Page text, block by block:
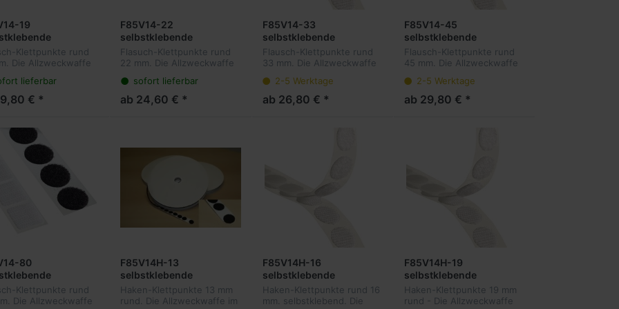
19
19 mm
1.150 Stück pro
Klettpunkte rund
Die Allzweckwaffe
Unsere
sind sowohl für
lieferbar
€ *
F85V14-22
selbstklebende
Flauschpunkte 22 mm
rund, 1.000 Stück pro
Flasuch-Klettpunkte rund
22 mm. Die Allzweckwaffe
wiederlösbaren
Befestigungen. Unsere
Klettpunkte sind sowohl für
sofort lieferbar
ab 24,60 € *
F85V14-33
selbstklebende
Flauschpunkte 33 mm
rund, 650 Stück pro Rolle
Flausch-Klettpunkte rund
33 mm. Die Allzweckwaffe
wiederlösbaren
Befestigungen. Unsere
Klettpunkte sind sowohl für
2-5 Werktage
ab 26,80 € *
F85V14-45
selbstklebende
Flauschpunkte 45 mm
rund, 500 Stück pro Rolle
Flausch-Klettpunkte rund
45 mm. Die Allzweckwaffe
wiederlösbaren
Befestigungen. Unsere
Klettpunkte sind sowohl für
2-5 Werktage
ab 29,80 € *
80
80 mm
310 Stück pro Rolle
Klettpunkte rund
Die Allzweckwaffe
F85V14H-13
selbstklebende
Hakenpunkte 13 mm
rund, 1.500 Stück pro
Haken-Klettpunkte 13 mm
rund. Die Allzweckwaffe im
F85V14H-16
selbstklebende
Hakenpunkte 16 mm
rund, 1.250 Stück pro
Haken-Klettpunkte rund 16
mm. selbstklebend. Die
F85V14H-19
selbstklebende
Hakenpunkte 19 mm
rund, 1.150 Stück pro
Haken-Klettpunkte 19 mm
rund - Die Allzweckwaffe